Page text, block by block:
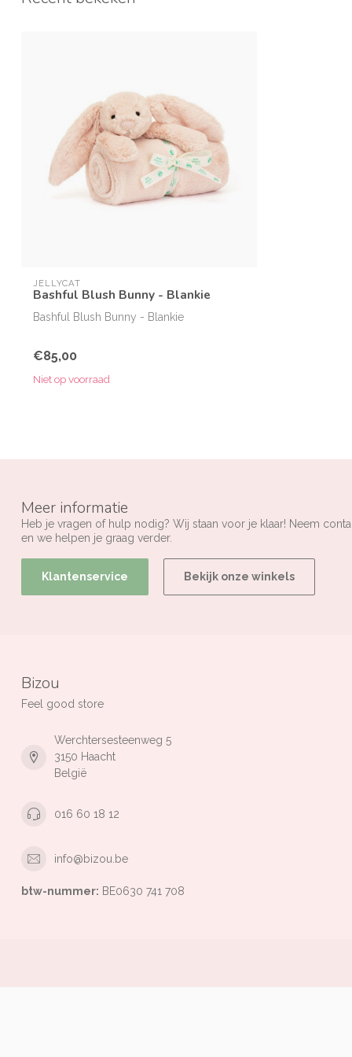
JELLYCAT
Bashful Blush Bunny - Blankie
Bashful Blush Bunny - Blankie
€85,00
Niet op voorraad
Meer informatie
Heb je vragen of hulp nodig? Wij staan voor je klaar! Neem
en we helpen je graag verder.
Klantenservice Bekijk onze winkels
Bizou
Feel good store
Werchtersesteenweg 5
3150 Haacht
België
016 60 18 12
info@bizou.be
btw-nummer: BE0630 741 708